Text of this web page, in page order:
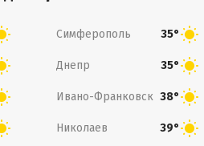
Симферополь 35°
Днепр 35°
Ивано-Франковск 38°
Николаев 39°